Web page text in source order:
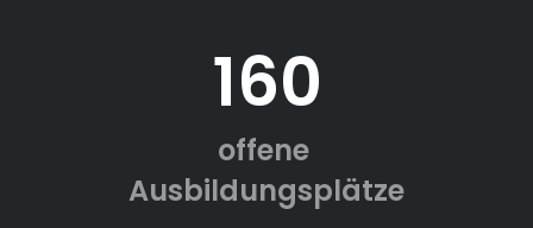
160
offene
Ausbildungsplätze